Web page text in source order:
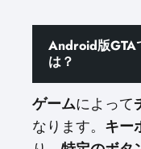
Android版GTA
は？
ゲームによって
なります。 キー